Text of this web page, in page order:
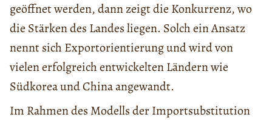
geöffnet werden, dann zeigt die Konkurrenz, wo
die Stärken des Landes liegen. Solch ein Ansatz
nennt sich Exportorientierung und wird von
vielen erfolgreich entwickelten Ländern wie
Südkorea und China angewandt.
Im Rahmen des Modells der Importsubstitution